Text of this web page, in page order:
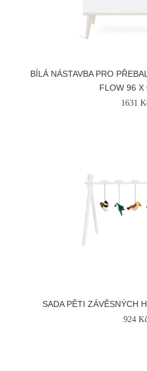
BÍLÁ NÁSTAVBA PRO
FLOW 96 X
1631
SADA PĚTI ZÁVĚSNÝCH
924